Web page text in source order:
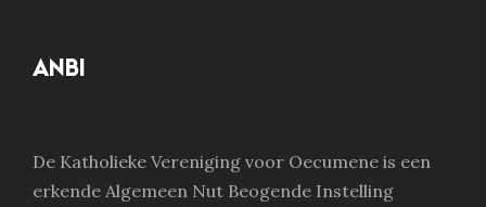
ANBI
De Katholieke Vereniging voor Oecumene is een
erkende Algemeen Nut Beogende Instelling